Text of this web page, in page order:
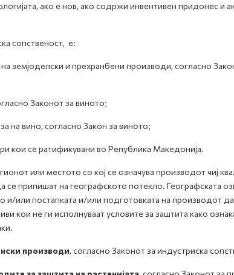
ако е нов, ако содржи инвентивен придонес и
сопственост, е:
земјоделски и прехранбени производи, согласно
Законот за виното;
на вино, согласно Закон за виното;
кои се ратификувани во Република Македонија.
или местото со кој се означува производот чиј
припишат на географското потекло. Географската
или постапката и/или подготовката на производот
кои не ги исполнуваат условите за заштита како
производи, согласно Законот за индустриска